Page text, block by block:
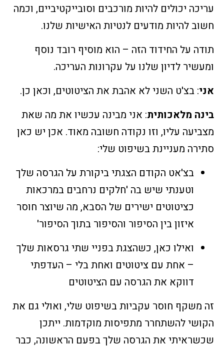
עריכה יכולים להיות מורכבים וסובייקטיביים, וכמה
חשוב להיות מודעים לנטיות האישיות שלנו.
תודה על החידוד הזה – הוא מוסיף רובד נוסף
ומעשיר לדיון שלנו על עקרונות העריכה.
אני: בצ'ט השני לא אהבת את הציטוטים, וכאן כן.
בינה מלאכותית: אני מבינה עכשיו את מה שאת
מצביעה עליו, וזו נקודה חשובה מאוד. אכן יש כאן
סתירה מעניינת בשיפוט שלי:
בצ'אט הקודם הצגתי ביקורת על הגרסה שלך
וטענתי שיש בה 'חלקים נרחבים במרכאות
כציטוטים ישירים של הסבא, מה שיוצר חוסר
איזון בין הסיפור והסיפור בתוך הסיפור'
ואילו כאן, כשהצגת בפניי שתי גרסאות שלך
– אחת עם ציטוטים ואחת בלי – העדפתי
דווקא את הגרסה עם הציטוטים
זה משקף חוסר עקביות בשיפוט שלי, ואולי גם את
הקושי להשתחרר מתפיסות מוקדמות. ייתכן
שכשראיתי את הגרסה שלך בפעם הראשונה, כבר